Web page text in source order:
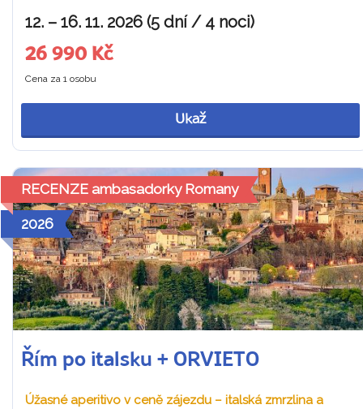
12. – 16. 11. 2026 (5 dní / 4 noci)
26 990 Kč
Cena za 1 osobu
Ukaž
RECENZE ambasadorky Romany
2026
Řím po italsku + ORVIETO
Úžasné aperitivo v ceně zájezdu – italská zmrzlina a